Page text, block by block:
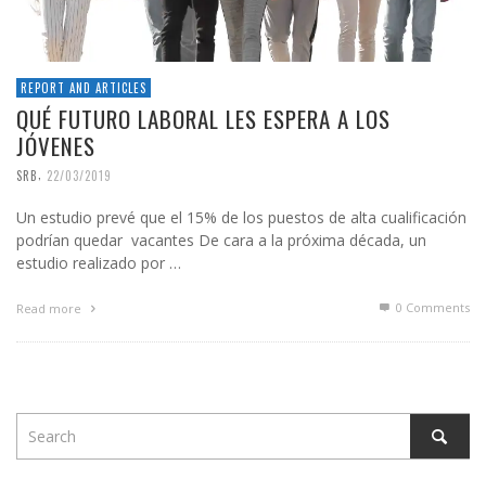
REPORT AND ARTICLES
QUÉ FUTURO LABORAL LES ESPERA A LOS
JÓVENES
SRB, 22/03/2019
Un estudio prevé que el 15% de los puestos de alta cualificación
podrían quedar vacantes De cara a la próxima década, un
estudio realizado por …
Read more 0 Comments